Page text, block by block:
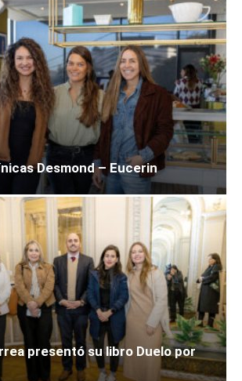
Desmond – Eucerin
presentó su libro Duelo por